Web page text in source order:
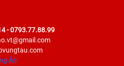
- 0793.77.88.99
Ân